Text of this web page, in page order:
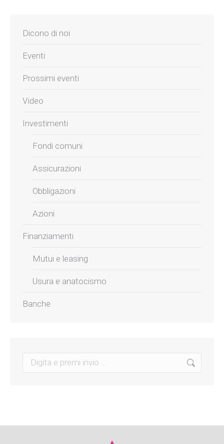
Dicono di noi
Eventi
Prossimi eventi
Video
Investimenti
Fondi comuni
Assicurazioni
Obbligazioni
Azioni
Finanziamenti
Mutui e leasing
Usura e anatocismo
Banche
Search: